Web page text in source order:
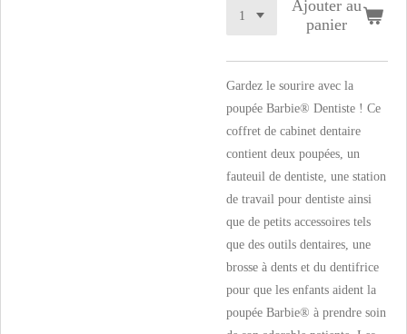
Ajouter au
panier
Gardez le sourire avec la
poupée Barbie® Dentiste ! Ce
coffret de cabinet dentaire
contient deux poupées, un
fauteuil de dentiste, une station
de travail pour dentiste ainsi
que de petits accessoires tels
que des outils dentaires, une
brosse à dents et du dentifrice
pour que les enfants aident la
poupée Barbie® à prendre soin